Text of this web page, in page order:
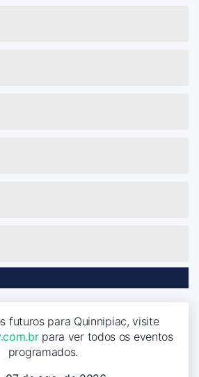
futuros para Quinnipiac, visite
para ver todos os eventos
programados.